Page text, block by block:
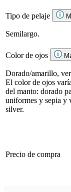
Tipo de pelaje
Semilargo.
Color de ojos
Dorado/amarillo,
El color de ojos
del manto: dorado
uniformes y sepia y
silver.
Precio de compra